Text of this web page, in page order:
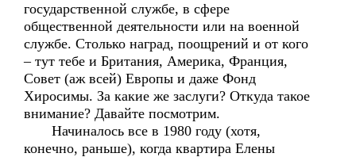
государственной службе, в сфере
общественной деятельности или на военной
службе. Столько наград, поощрений и от кого
– тут тебе и Британия, Америка, Франция,
Совет (аж всей) Европы и даже Фонд
Хиросимы. За какие же заслуги? Откуда такое
внимание? Давайте посмотрим.
Начиналось все в 1980 году (хотя,
конечно, раньше), когда квартира Елены